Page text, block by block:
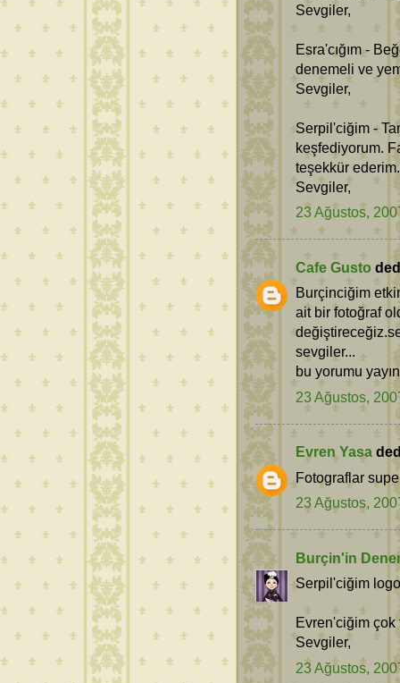
Sevgiler,
Esra'cığım -
denemeli ve
Sevgiler,
Serpil'ciğim -
keşfediyorum.
teşekkür ederim.
Sevgiler,
23 Ağustos,
Cafe Gusto
Burçinciğim
ait bir fotoğraf
sevgiler...
bu yorumu
23 Ağustos,
Evren Yasa
Fotograflar
23 Ağustos,
Burçin'in
Serpil'ciğim
Evren'ciğim çok
Sevgiler,
23 Ağustos,